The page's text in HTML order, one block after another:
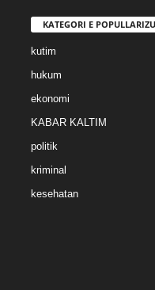
KATEGORI E
kutim
hukum
ekonomi
KABAR KALTIM
politik
kriminal
kesehatan